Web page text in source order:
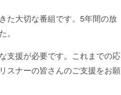
た大切な番組です。5年間の放
支援が必要です。これまでの応
スナーの皆さんのご支援をお願